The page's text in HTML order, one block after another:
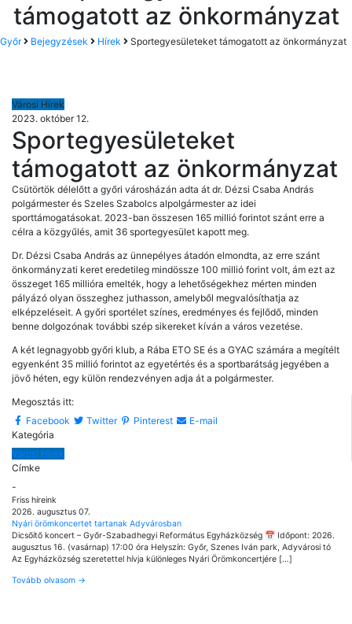
támogatott az önkormányzat
Győr Bejegyzések Hírek Sportegyesületeket támogatott az önkormányzat
Városi Hírek
2023. október 12.
Sportegyesületeket
támogatott az önkormányzat
Csütörtök délelőtt a győri városházán adta át dr. Dézsi Csaba András
polgármester és Szeles Szabolcs alpolgármester az idei
sporttámogatásokat. 2023-ban összesen 165 millió forintot szánt erre a
célra a közgyűlés, amit 36 sportegyesület kapott meg.
Dr. Dézsi Csaba András az ünnepélyes átadón elmondta, az erre szánt
önkormányzati keret eredetileg mindössze 100 millió forint volt, ám ezt az
összeget 165 millióra emelték, hogy a lehetőségekhez mérten minden
pályázó olyan összeghez juthasson, amelyből megvalósíthatja az
elképzeléseit. A győri sportélet színes, eredményes és fejlődő, minden
benne dolgozónak további szép sikereket kíván a város vezetése.
A két legnagyobb győri klub, a Rába ETO SE és a GYAC számára a megítélt
egyenként 35 millió forintot az egyetértés és a sportbarátság jegyében a
jövő héten, egy külön rendezvényen adja át a polgármester.
Megosztás itt:
Facebook
Twitter Pinterest
E-mail
Kategória
Városi Hírek
Címke
-
Friss híreink
2026. augusztus 07.
Nyári örömkoncertet tartanak Adyvárosban
Dicsőítő koncert – Győr-Szabadhegyi Református Egyházközség 📅 Időpont: 2026.
augusztus 16. (vasárnap) 17:00 óra Helyszín: Győr, Szenes Iván park, Adyvárosi tó
Az Egyházközség szeretettel hívja különleges Nyári Örömkoncertjére […]
Tovább olvasom →